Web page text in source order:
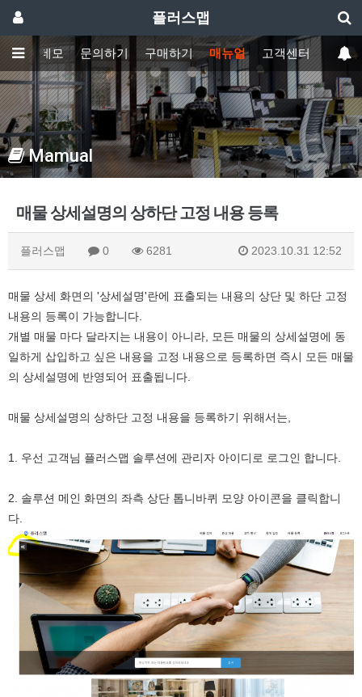
플러스맵
능 데모 문의하기 구매하기 매뉴얼 고객센터
Mamual
매물 상세설명의 상하단 고정 내용 등록
플러스맵 0 6281 2023.10.31 12:52
매물 상세 화면의 '상세설명'란에 표출되는 내용의 상단 및 하단 고정
내용의 등록이 가능합니다.
개별 매물 마다 달라지는 내용이 아니라, 모든 매물의 상세설명에 동
일하게 삽입하고 싶은 내용을 고정 내용으로 등록하면 즉시 모든 매물
의 상세설명에 반영되어 표출됩니다.
매물 상세설명의 상하단 고정 내용을 등록하기 위해서는,
1. 우선 고객님 플러스맵 솔루션에 관리자 아이디로 로그인 합니다.
2. 솔루션 메인 화면의 좌측 상단 톱니바퀴 모양 아이콘을 클릭합니
다.